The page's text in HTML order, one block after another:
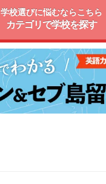
学校選びに悩むならこちら
カテゴリで学校を探す